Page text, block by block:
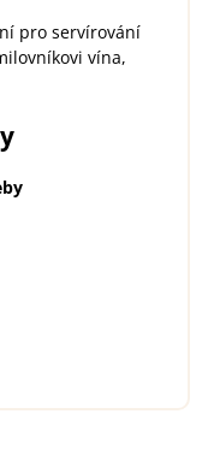
pro servírování
vína,